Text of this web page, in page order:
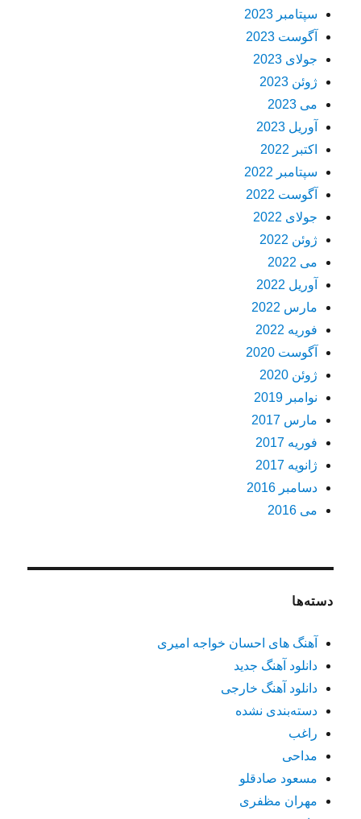
سپتامبر 2023
آگوست 2023
جولای 2023
ژوئن 2023
می 2023
آوریل 2023
اکتبر 2022
سپتامبر 2022
آگوست 2022
جولای 2022
ژوئن 2022
می 2022
آوریل 2022
مارس 2022
فوریه 2022
آگوست 2020
ژوئن 2020
نوامبر 2019
مارس 2017
فوریه 2017
ژانویه 2017
دسامبر 2016
می 2016
دسته‌ها
آهنگ های احسان خواجه امیری
دانلود آهنگ جدید
دانلود آهنگ خارجی
دسته‌بندی نشده
راغب
مداحی
مسعود صادقلو
مهران مظفری